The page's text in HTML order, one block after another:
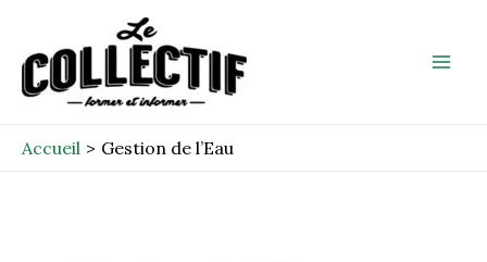
contenu
Accueil Gestion de l’Eau